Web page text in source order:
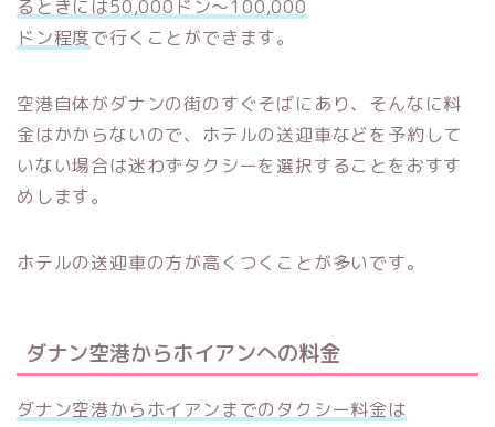
るときには50,000ドン～100,000
ドン程度で行くことができます。
空港自体がダナンの街のすぐそばにあり、そんなに料
金はかからないので、ホテルの送迎車などを予約して
いない場合は迷わずタクシーを選択することをおすす
めします。
ホテルの送迎車の方が高くつくことが多いです。
ダナン空港からホイアンへの料金
ダナン空港からホイアンまでのタクシー料金は